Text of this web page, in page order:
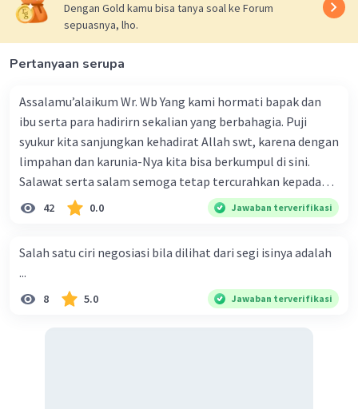
Dengan Gold kamu bisa tanya soal ke Forum
sepuasnya, lho.
Pertanyaan serupa
Assalamu’alaikum Wr. Wb Yang kami hormati bapak dan
ibu serta para hadirirn sekalian yang berbahagia. Puji
syukur kita sanjungkan kehadirat Allah swt, karena dengan
limpahan dan karunia-Nya kita bisa berkumpul di sini.
Salawat serta salam semoga tetap tercurahkan kepada
junjungan Nabi besar Muhammad saw, karena beliau
menyiarkan agama yang haq, yakni agama islam, agama
ke dalam umat-Nya yang diberkahi. Amin ya rabbal alamin.
Hadirin sekalian yang berbahagia! Dirasa amat penting
sekali jiwa sosial untuk diterapkan di lingkungan keluarga,
42 0.0 Jawaban terverifikasi
Salah satu ciri negosiasi bila dilihat dari segi isinya adalah
...
8 5.0 Jawaban terverifikasi